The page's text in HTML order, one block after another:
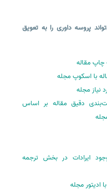
پروسه داوری را به تعویق
مقاله
با اسکوپ مجله
نیاز مجله
دقیق مقاله بر اساس
ایرادات در بخش ترجمه
ادیتور مجله